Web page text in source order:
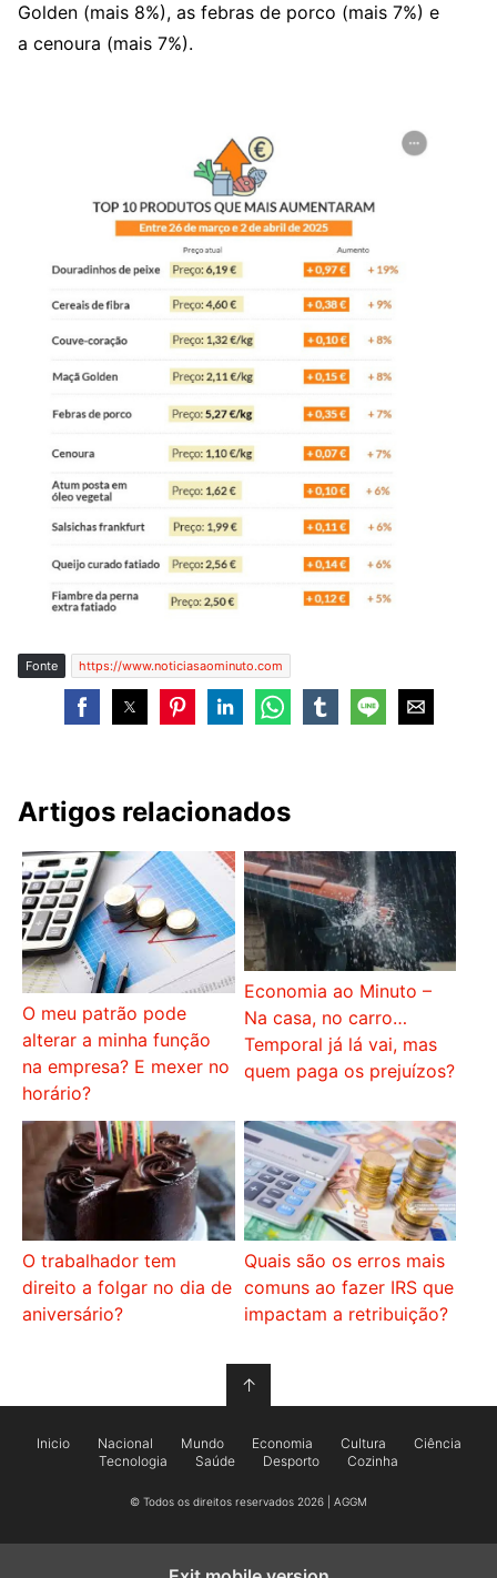
Golden (mais 8%), as febras de porco (mais 7%) e
a cenoura (mais 7%).
Fonte https://www.noticiasaominuto.com
Artigos relacionados
O meu patrão pode
alterar a minha função
na empresa? E mexer no
horário?
Economia ao Minuto –
Na casa, no carro…
Temporal já lá vai, mas
quem paga os prejuízos?
O trabalhador tem
direito a folgar no dia de
aniversário?
Quais são os erros mais
comuns ao fazer IRS que
impactam a retribuição?
↑
Inicio Nacional Mundo Economia Cultura
Ciência
Tecnologia
Saúde Desporto Cozinha
© Todos os direitos reservados 2026 | AGGM